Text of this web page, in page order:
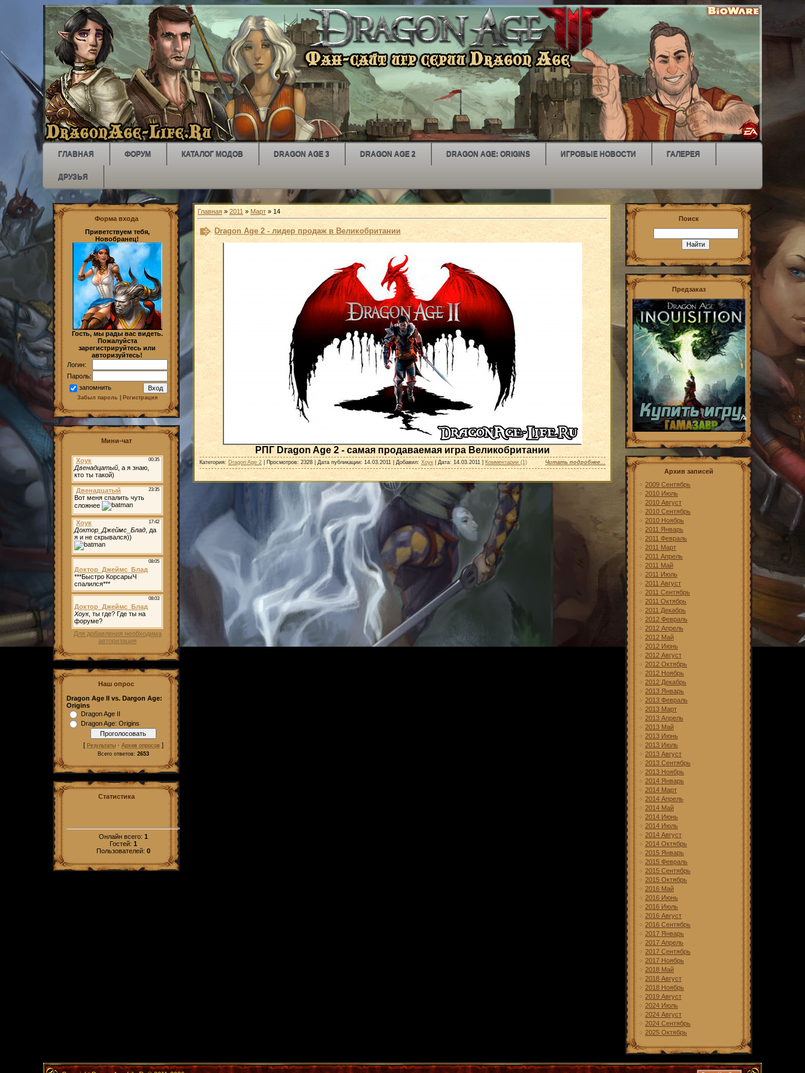
ГЛАВНАЯ ФОРУМ КАТАЛОГ МОДОВ DRAGON AGE 3 DRAGON AGE 2 DRAGON AGE: ORIGINS ИГРОВЫЕ НОВОСТИ ГАЛЕРЕЯ
ДРУЗЬЯ
Форма входа
Приветствуем тебя,
Новобранец!
Гость, мы рады вас видеть.
Пожалуйста
зарегистрируйтесь или
авторизуйтесь!
Логин:
Пароль:
запомнить
Забыл пароль Регистрация
Мини-чат
Для добавления необходима
авторизация
Наш опрос
Dragon Age II vs. Dargon Age:
Origins
Dragon Age II
Dragon Age: Origins
[ Результаты· Архив опросов]
Всего ответов: 2653
Статистика
Онлайн всего: 1
Гостей: 1
Пользователей: 0
Главная » 2011 » Март » 14
Dragon Age 2 - лидер продаж в Великобритании
РПГ Dragon Age 2 - самая продаваемая игра Великобритании
Читать подробнее...
Категория: Dragon Age 2 | Просмотров: 2328 | Дата публикации: 14.03.2011 | Добавил: Хоук | Дата: 14.03.2011 Комментарии (1)
Поиск
Предзаказ
Архив записей
2009 Сентябрь
2010 Июль
2010 Август
2010 Сентябрь
2010 Ноябрь
2011 Январь
2011 Февраль
2011 Март
2011 Апрель
2011 Май
2011 Июль
2011 Август
2011 Сентябрь
2011 Октябрь
2011 Декабрь
2012 Февраль
2012 Апрель
2012 Май
2012 Июнь
2012 Август
2012 Октябрь
2012 Ноябрь
2012 Декабрь
2013 Январь
2013 Февраль
2013 Март
2013 Апрель
2013 Май
2013 Июнь
2013 Июль
2013 Август
2013 Сентябрь
2013 Ноябрь
2014 Январь
2014 Март
2014 Апрель
2014 Май
2014 Июнь
2014 Июль
2014 Август
2014 Октябрь
2015 Январь
2015 Февраль
2015 Сентябрь
2015 Октябрь
2016 Май
2016 Июнь
2016 Июль
2016 Август
2016 Сентябрь
2017 Январь
2017 Апрель
2017 Сентябрь
2017 Ноябрь
2018 Май
2018 Август
2018 Ноябрь
2019 Август
2024 Июль
2024 Август
2024 Сентябрь
2025 Октябрь